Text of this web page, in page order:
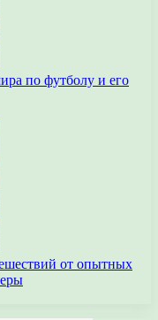
по футболу и его
от опытных